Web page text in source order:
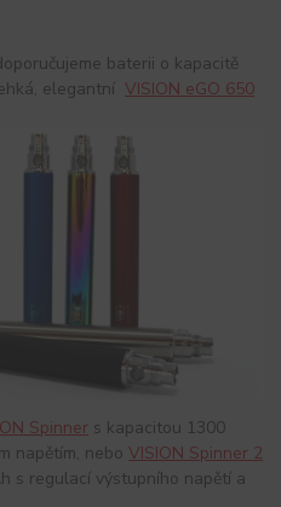
baterii o kapacitě
elegantníVISION eGO 650
Spinner s kapacitou 1300
napětím, neboVISION Spinner 2
s regulací výstupního napětí a